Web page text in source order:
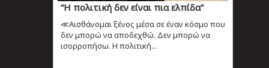
“Η πολιτική δεν είναι πια ελπίδα”
≪Αισθάνομαι ξένος μέσα σε έναν κόσμο που
δεν μπορώ να αποδεχθώ. Δεν μπορώ να
ισορροπήσω. Η πολιτική...